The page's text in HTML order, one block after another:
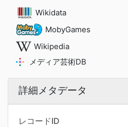
Wikidata
MobyGames
Wikipedia
メディア芸術DB
詳細メタデータ
レコードID